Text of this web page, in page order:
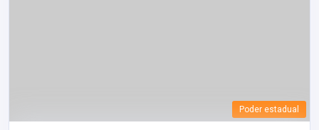
Poder estadual